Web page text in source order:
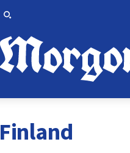
Finland